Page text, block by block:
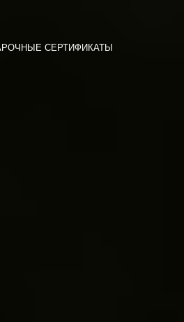
СЕРТИФИКАТЫ